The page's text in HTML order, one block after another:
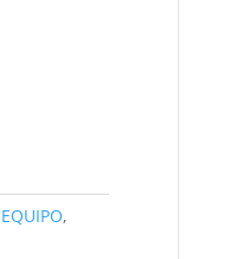
EQUIPO,